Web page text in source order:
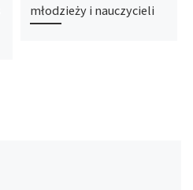
młodzieży i nauczycieli